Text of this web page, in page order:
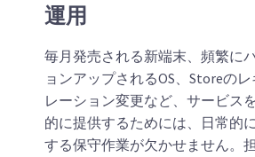
運用
毎月発売される新端末、頻繁に
ョンアップされるOS、Storeのレ
レーション変更など、サービス
的に提供するためには、日常的
する保守作業が欠かせません。